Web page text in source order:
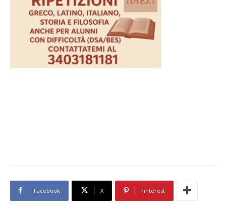
Facebook X Pinterest